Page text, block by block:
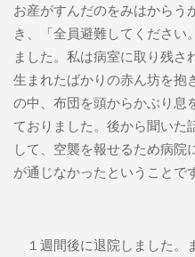
お産がすんだのをみはからう
き、「全員避難してください
ました。私は病室に取り残さ
生まれたばかりの赤ん坊を抱
の中、布団を頭からかぶり息
ておりました。後から聞いた
して、空襲を報せるため病院
が通じなかったということで
１週間後に退院しました。